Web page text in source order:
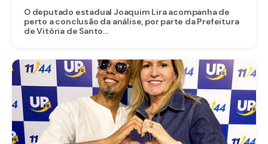
O deputado estadual Joaquim Lira acompanha de
perto a conclusão da análise, por parte da Prefeitura
de Vitória de Santo...